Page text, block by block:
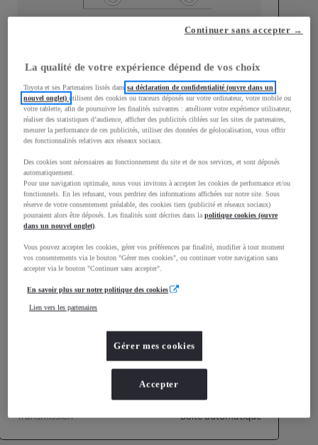
Largeur
1 765mm
Consommation mixte
Émissions CO2
102g/km
Performances
Accélération 0-100km/h
11,2
Roues motrices avant
Transmission
Boîte automatique
La qualité de votre expérience dépend de vos choix
Toyota et ses Partenaires listés danssa déclaration de confidentialité (ouvre dans un
nouvel onglet)utilisent des cookies ou traceurs déposés sur votre ordinateur, votre mobile ou
votre tablette, afin de poursuivre les finalités suivantes : améliorer votre expérience utilisateur,
réaliser des statistiques d’audience, afficher des publicités ciblées sur les sites de partenaires,
mesurer la performance de ces publicités, utiliser des données de géolocalisation, vous offrir
des fonctionnalités relatives aux réseaux sociaux.
Des cookies sont nécessaires au fonctionnement du site et de nos services, et sont déposés
automatiquement.
Pour une navigation optimale, nous vous invitons à accepter les cookies de performance et/ou
fonctionnels. En les refusant, vous perdriez des informations affichées sur notre site. Sous
réserve de votre consentement préalable, des cookies tiers (publicité et réseaux sociaux)
pourraient alors être déposés. Les finalités sont décrites dans lapolitique cookies (ouvre
dans un nouvel onglet).
Vous pouvez accepter les cookies, gérer vos préférences par finalité, modifier à tout moment
vos consentements via le bouton "Gérer mes cookies", ou continuer votre navigation sans
accepter via le bouton "Continuer sans accepter".
En savoir plus sur notre politique des cookies
Lien vers les partenaires
Gérer mes cookies
Continuer sans accepter →
Accepter